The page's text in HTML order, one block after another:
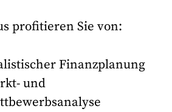
profitieren Sie von:
Finanzplanung
und